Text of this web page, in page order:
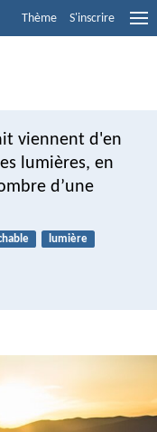
Thème S'inscrire
viennent d'en
lumières, en
d’une
lumière